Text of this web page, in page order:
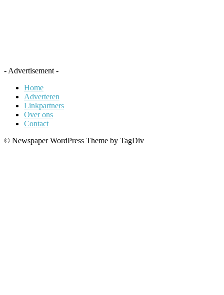
- Advertisement -
Home
Adverteren
Linkpartners
Over ons
Contact
© Newspaper WordPress Theme by TagDiv